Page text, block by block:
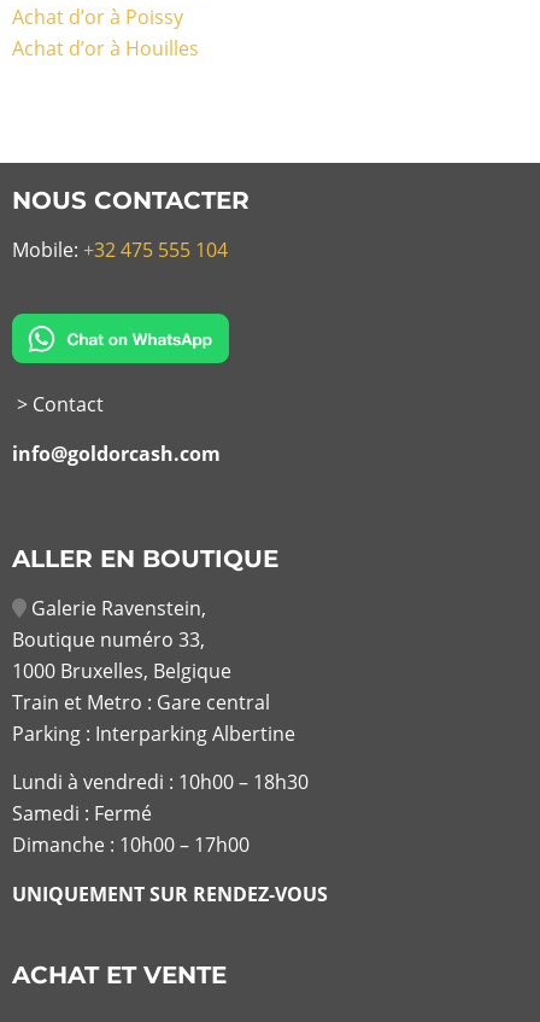
Achat d’or à Poissy
Achat d’or à Houilles
NOUS CONTACTER
Mobile: +32 475 555 104
> Contact
info@goldorcash.com
ALLER EN BOUTIQUE
Galerie Ravenstein,
Boutique numéro 33,
1000 Bruxelles, Belgique
Train et Metro : Gare central
Parking : Interparking Albertine
Lundi à vendredi : 10h00 – 18h30
Samedi : Fermé
Dimanche : 10h00 – 17h00
UNIQUEMENT SUR RENDEZ-VOUS
ACHAT ET VENTE